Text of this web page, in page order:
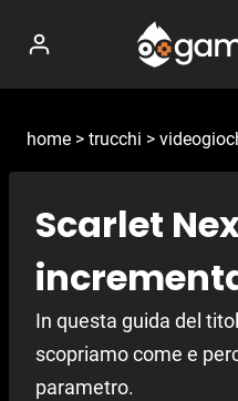
contenuto
home > trucchi >
Scarlet
In questa guida del
scopriamo come e
parametro.